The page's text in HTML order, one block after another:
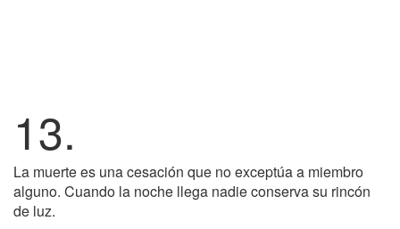
13.
La muerte es una cesación que no exceptúa a miembro
alguno. Cuando la noche llega nadie conserva su rincón
de luz.